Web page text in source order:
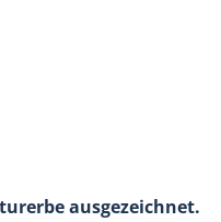
ausgezeichnet.